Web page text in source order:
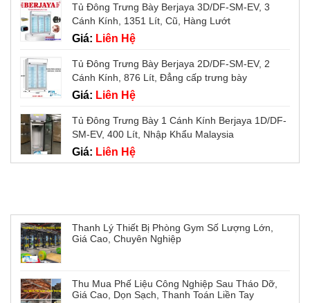
Tủ Đông Trưng Bày Berjaya 3D/DF-SM-EV, 3
Cánh Kính, 1351 Lít, Cũ, Hàng Lướt
Giá: Liên Hệ
Tủ Đông Trưng Bày Berjaya 2D/DF-SM-EV, 2
Cánh Kính, 876 Lít, Đẳng cấp trưng bày
Giá: Liên Hệ
Tủ Đông Trưng Bày 1 Cánh Kính Berjaya 1D/DF-
SM-EV, 400 Lít, Nhập Khẩu Malaysia
Giá: Liên Hệ
Thanh Lý Thiết Bị Phòng Gym Số Lượng Lớn,
Giá Cao, Chuyên Nghiệp
Thu Mua Phế Liệu Công Nghiệp Sau Tháo Dỡ,
Giá Cao, Dọn Sạch, Thanh Toán Liền Tay